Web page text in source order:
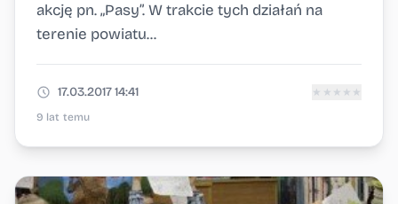
akcję pn. „Pasy”. W trakcie tych działań na
terenie powiatu...
17.03.2017 14:41 ★ ★ ★ ★ ★
9 lat temu